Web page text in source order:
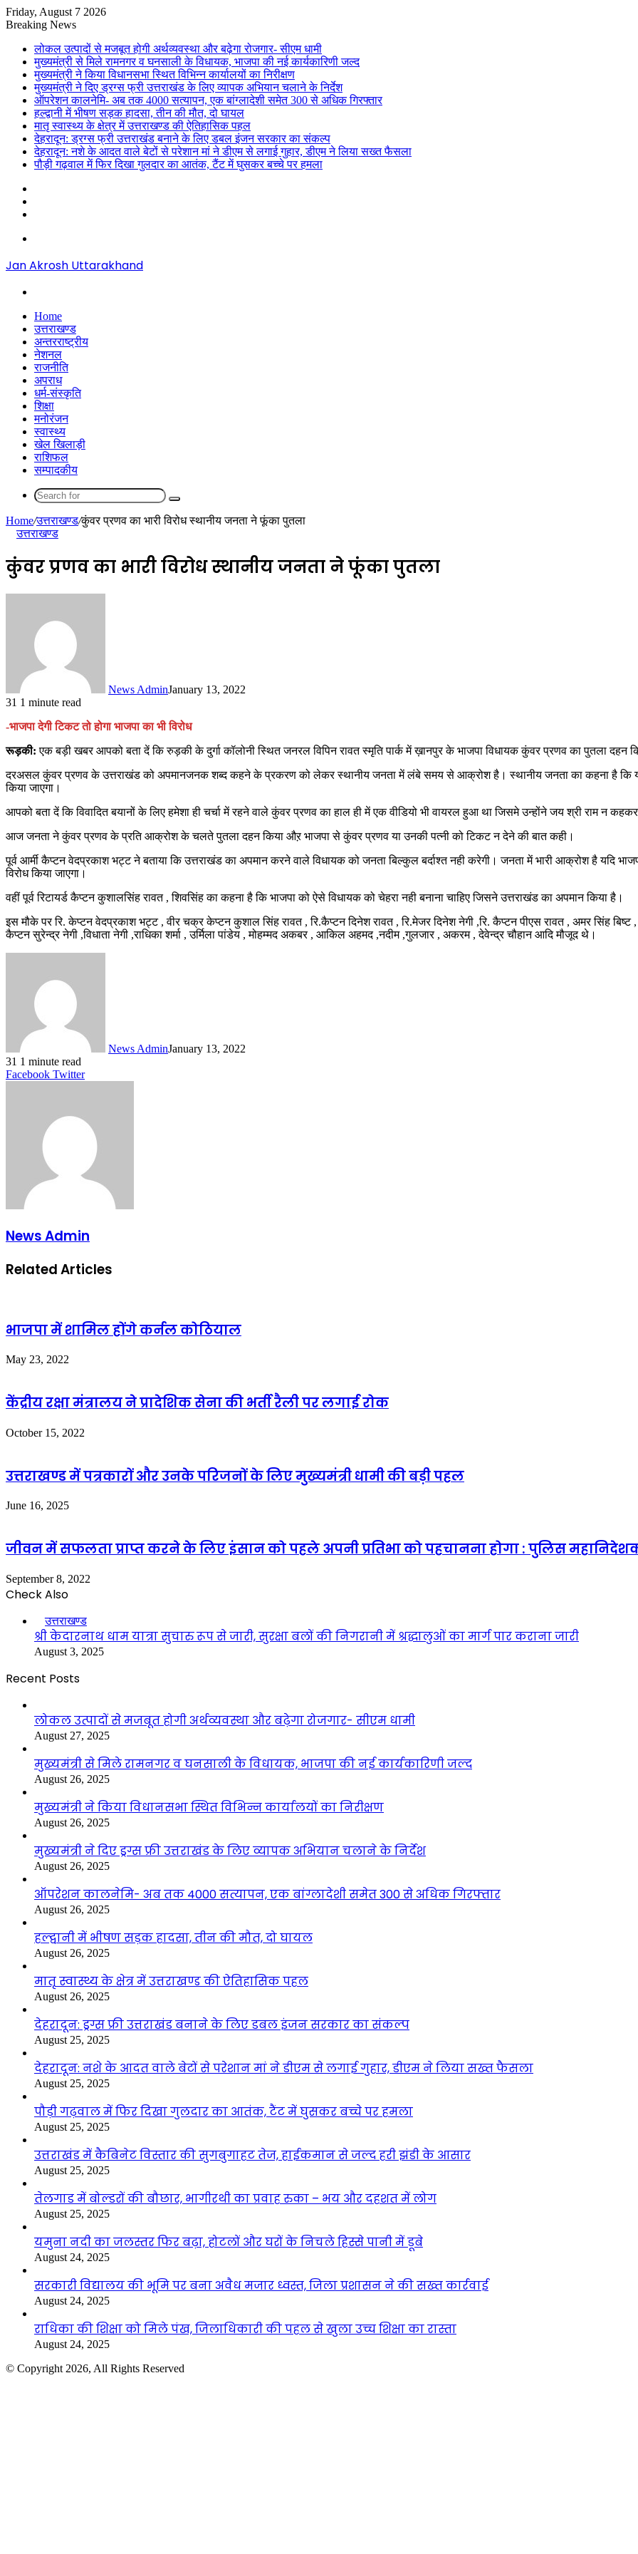
Friday, August 7 2026
Breaking News
लोकल उत्पादों से मजबूत होगी अर्थव्यवस्था और बढ़ेगा रोजगार- सीएम धामी
मुख्यमंत्री से मिले रामनगर व घनसाली के विधायक, भाजपा की नई कार्यकारिणी जल्द
मुख्यमंत्री ने किया विधानसभा स्थित विभिन्न कार्यालयों का निरीक्षण
मुख्यमंत्री ने दिए ड्रग्स फ्री उत्तराखंड के लिए व्यापक अभियान चलाने के निर्देश
ऑपरेशन कालनेमि- अब तक 4000 सत्यापन, एक बांग्लादेशी समेत 300 से अधिक गिरफ्तार
हल्द्वानी में भीषण सड़क हादसा, तीन की मौत, दो घायल
मातृ स्वास्थ्य के क्षेत्र में उत्तराखण्ड की ऐतिहासिक पहल
देहरादून: ड्रग्स फ्री उत्तराखंड बनाने के लिए डबल इंजन सरकार का संकल्प
देहरादून: नशे के आदत वाले बेटों से परेशान मां ने डीएम से लगाई गुहार, डीएम ने लिया सख्त फैसला
पौड़ी गढ़वाल में फिर दिखा गुलदार का आतंक, टैंट में घुसकर बच्चे पर हमला
Jan Akrosh Uttarakhand
Home
उत्तराखण्ड
अन्तरराष्ट्रीय
नेशनल
राजनीति
अपराध
धर्म-संस्कृति
शिक्षा
मनोरंजन
स्वास्थ्य
खेल खिलाड़ी
राशिफल
सम्पादकीय
Search
for
Home/उत्तराखण्ड/कुंवर प्रणव का भारी विरोध स्थानीय जनता ने फूंका पुतला
उत्तराखण्ड
कुंवर प्रणव का भारी विरोध स्थानीय जनता ने फूंका पुतला
News AdminJanuary 13, 2022
31 1 minute read
-भाजपा देगी टिकट तो होगा भाजपा का भी विरोध
रूड़की: एक बड़ी खबर आपको बता दें कि रुड़की के दुर्गा कॉलोनी स्थित जनरल विपिन रावत स्मृति पार्क में ख़ानपुर के भाजपा विधायक कुंवर प्रणव का पुतला दहन
दरअसल कुंवर प्रणव के उत्तराखंड को अपमानजनक शब्द कहने के प्रकरण को लेकर स्थानीय जनता में लंबे समय से आक्रोश है। स्थानीय जनता का कहना है कि यदि
किया जाएगा।
आपको बता दें कि विवादित बयानों के लिए हमेशा ही चर्चा में रहने वाले कुंवर प्रणव का हाल ही में एक वीडियो भी वायरल हुआ था जिसमे उन्होंने जय श्री राम न
आज जनता ने कुंवर प्रणव के प्रति आक्रोश के चलते पुतला दहन किया औऱ भाजपा से कुंवर प्रणव या उनकी पत्नी को टिकट न देने की बात कही।
पूर्व आर्मी कैप्टन वेदप्रकाश भट्ट ने बताया कि उत्तराखंड का अपमान करने वाले विधायक को जनता बिल्कुल बर्दाश्त नही करेगी। जनता में भारी आक्रोश है यदि
विरोध किया जाएगा।
वहीं पूर्व रिटायर्ड कैप्टन कुशालसिंह रावत , शिवसिंह का कहना है कि भाजपा को ऐसे विधायक को चेहरा नही बनाना चाहिए जिसने उत्तराखंड का अपमान किया है।
इस मौके पर रि. केप्टन वेदप्रकाश भट्ट , वीर चक्र केप्टन कुशाल सिंह रावत , रि.कैप्टन दिनेश रावत , रि.मेजर दिनेश नेगी ,रि. कैप्टन पीएस रावत , अमर सिंह
कैप्टन सुरेन्द्र नेगी ,विधाता नेगी ,राधिका शर्मा , उर्मिला पांडेय , मोहम्मद अकबर , आकिल अहमद ,नदीम ,गुलजार , अकरम , देवेन्द्र चौहान आदि मौजूद थे।
News AdminJanuary 13, 2022
31 1 minute read
Facebook TwitterLinkedIn
Tumblr
Pinterest
Reddit
VKontakte
Share
Print
News Admin
Related Articles
भाजपा में शामिल होंगे कर्नल कोठियाल
May 23, 2022
केंद्रीय रक्षा मंत्रालय ने प्रादेशिक सेना की भर्ती रैली पर लगाई रोक
October 15, 2022
उत्तराखण्ड में पत्रकारों और उनके परिजनों के लिए मुख्यमंत्री धामी की बड़ी पहल
June 16, 2025
जीवन में सफलता प्राप्त करने के लिए इंसान को पहले अपनी प्रतिभा को पहचानना होगा : पुलिस
September 8, 2022
Check Also
उत्तराखण्ड
श्री केदारनाथ धाम यात्रा सुचारु रूप से जारी, सुरक्षा बलों की निगरानी में श्रद्धालुओं का मार्ग पार कराना जारी
August 3, 2025
Recent Posts
लोकल उत्पादों से मजबूत होगी अर्थव्यवस्था और बढ़ेगा रोजगार- सीएम धामी
August 27, 2025
मुख्यमंत्री से मिले रामनगर व घनसाली के विधायक, भाजपा की नई कार्यकारिणी जल्द
August 26, 2025
मुख्यमंत्री ने किया विधानसभा स्थित विभिन्न कार्यालयों का निरीक्षण
August 26, 2025
मुख्यमंत्री ने दिए ड्रग्स फ्री उत्तराखंड के लिए व्यापक अभियान चलाने के निर्देश
August 26, 2025
ऑपरेशन कालनेमि- अब तक 4000 सत्यापन, एक बांग्लादेशी समेत 300 से अधिक गिरफ्तार
August 26, 2025
हल्द्वानी में भीषण सड़क हादसा, तीन की मौत, दो घायल
August 26, 2025
मातृ स्वास्थ्य के क्षेत्र में उत्तराखण्ड की ऐतिहासिक पहल
August 26, 2025
देहरादून: ड्रग्स फ्री उत्तराखंड बनाने के लिए डबल इंजन सरकार का संकल्प
August 25, 2025
देहरादून: नशे के आदत वाले बेटों से परेशान मां ने डीएम से लगाई गुहार, डीएम ने लिया सख्त फैसला
August 25, 2025
पौड़ी गढ़वाल में फिर दिखा गुलदार का आतंक, टैंट में घुसकर बच्चे पर हमला
August 25, 2025
उत्तराखंड में कैबिनेट विस्तार की सुगबुगाहट तेज, हाईकमान से जल्द हरी झंडी के आसार
August 25, 2025
तेलगाड में बोल्डरों की बौछार, भागीरथी का प्रवाह रुका – भय और दहशत में लोग
August 25, 2025
यमुना नदी का जलस्तर फिर बढ़ा, होटलों और घरों के निचले हिस्से पानी में डूबे
August 24, 2025
सरकारी विद्यालय की भूमि पर बना अवैध मजार ध्वस्त, जिला प्रशासन ने की सख्त कार्रवाई
August 24, 2025
राधिका की शिक्षा को मिले पंख, जिलाधिकारी की पहल से खुला उच्च शिक्षा का रास्ता
August 24, 2025
© Copyright 2026, All Rights Reserved